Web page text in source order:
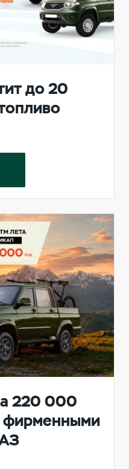
до 20
220 000
фирменными